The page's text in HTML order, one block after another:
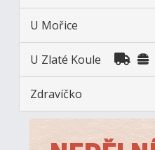
U Mořice
U Zlaté Koule
Zdravíčko